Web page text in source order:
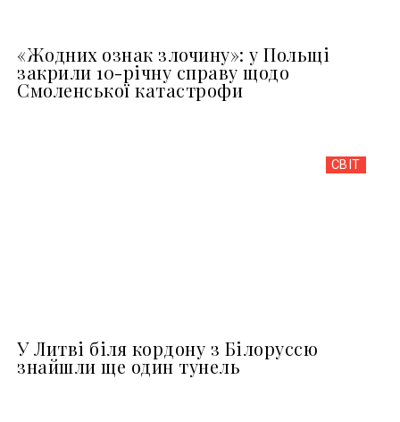
«Жодних ознак злочину»: у Польщі
закрили 10-річну справу щодо
Смоленської катастрофи
СВІТ
У Литві біля кордону з Білоруссю
знайшли ще один тунель